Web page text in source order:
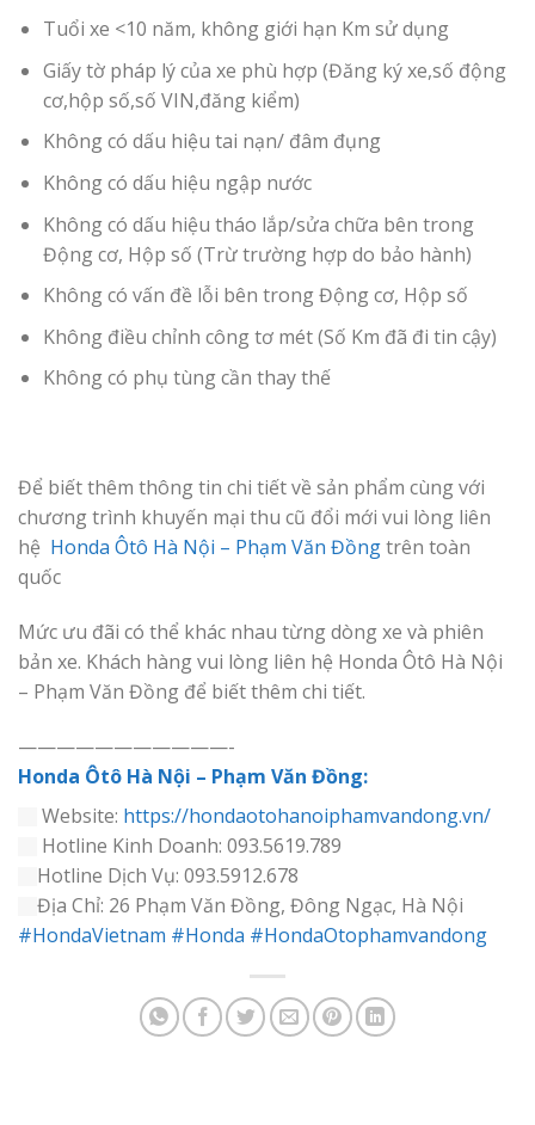
Tuổi xe <10 năm, không giới hạn Km sử dụng
Giấy tờ pháp lý của xe phù hợp (Đăng ký xe,số động
cơ,hộp số,số VIN,đăng kiểm)
Không có dấu hiệu tai nạn/ đâm đụng
Không có dấu hiệu ngập nước
Không có dấu hiệu tháo lắp/sửa chữa bên trong
Động cơ, Hộp số (Trừ trường hợp do bảo hành)
Không có vấn đề lỗi bên trong Động cơ, Hộp số
Không điều chỉnh công tơ mét (Số Km đã đi tin cậy)
Không có phụ tùng cần thay thế
Để biết thêm thông tin chi tiết về sản phẩm cùng với
chương trình khuyến mại thu cũ đổi mới vui lòng liên
hệ Honda Ôtô Hà Nội – Phạm Văn Đồngtrên toàn
quốc
Mức ưu đãi có thể khác nhau từng dòng xe và phiên
bản xe. Khách hàng vui lòng liên hệ Honda Ôtô Hà Nội
– Phạm Văn Đồng để biết thêm chi tiết.
———————————-
Honda Ôtô Hà Nội – Phạm Văn Đồng:
Website: https://hondaotohanoiphamvandong.vn/
Hotline Kinh Doanh: 093.5619.789
Hotline Dịch Vụ: 093.5912.678
Địa Chỉ: 26 Phạm Văn Đồng, Đông Ngạc, Hà Nội
#HondaVietnam #Honda #HondaOtophamvandong